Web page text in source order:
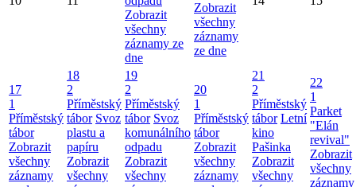
Zobrazit
všechny
záznamy ze
dne
Zobrazit
všechny
záznamy
ze dne
17
1
Příměstský
tábor
Zobrazit
všechny
záznamy
18
2
Příměstský
tábor Svoz
plastu a
papíru
Zobrazit
všechny
19
2
Příměstský
tábor Svoz
komunálního
odpadu
Zobrazit
všechny
20
1
Příměstský
tábor
Zobrazit
všechny
záznamy
21
2
Příměstský
tábor Letní
kino
Pašinka
Zobrazit
všechny
22
1
Parket
"Elán
revival"
Zobrazit
všechny
záznamy